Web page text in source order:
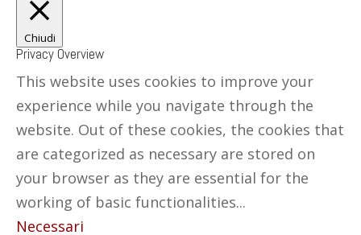
Chiudi
Privacy Overview
This website uses cookies to improve your
experience while you navigate through the
website. Out of these cookies, the cookies that
are categorized as necessary are stored on
your browser as they are essential for the
working of basic functionalities...
Necessari